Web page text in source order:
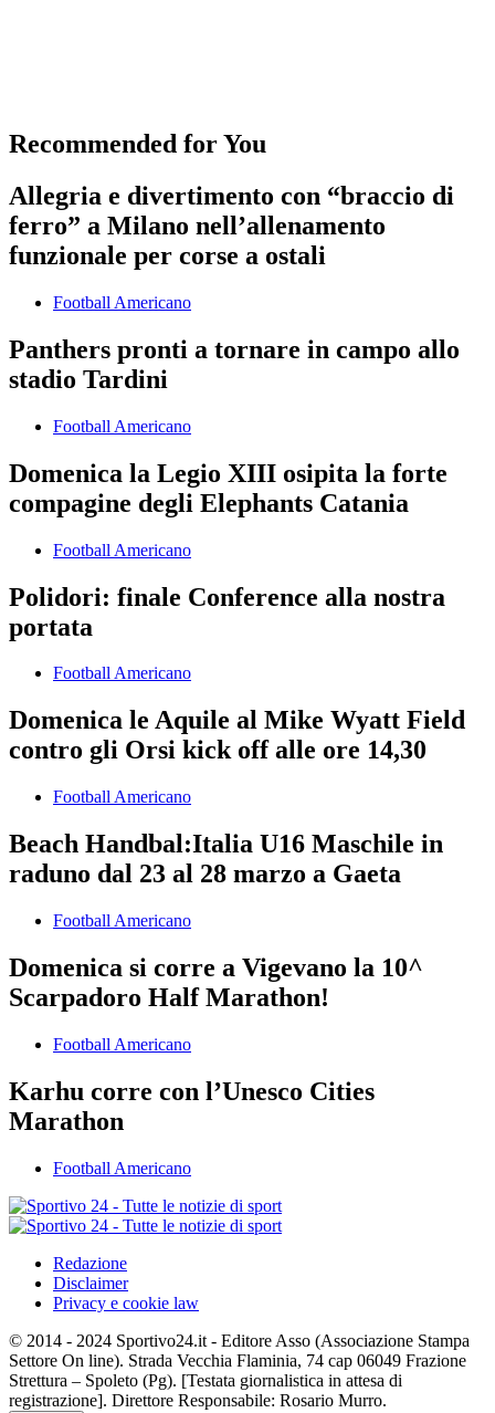
Recommended for You
Allegria e divertimento con “braccio di
ferro” a Milano nell’allenamento
funzionale per corse a ostali
Football Americano
Panthers pronti a tornare in campo allo
stadio Tardini
Football Americano
Domenica la Legio XIII osipita la forte
compagine degli Elephants Catania
Football Americano
Polidori: finale Conference alla nostra
portata
Football Americano
Domenica le Aquile al Mike Wyatt Field
contro gli Orsi kick off alle ore 14,30
Football Americano
Beach Handbal:Italia U16 Maschile in
raduno dal 23 al 28 marzo a Gaeta
Football Americano
Domenica si corre a Vigevano la 10^
Scarpadoro Half Marathon!
Football Americano
Karhu corre con l’Unesco Cities
Marathon
Football Americano
Redazione
Disclaimer
Privacy e cookie law
© 2014 - 2024 Sportivo24.it - Editore Asso (Associazione Stampa
Settore On line). Strada Vecchia Flaminia, 74 cap 06049 Frazione
Strettura – Spoleto (Pg). [Testata giornalistica in attesa di
registrazione]. Direttore Responsabile: Rosario Murro.